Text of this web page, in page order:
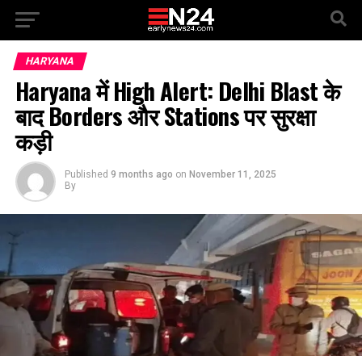
HARYANA
Haryana में High Alert: Delhi Blast के
बाद Borders और Stations पर सुरक्षा
कड़ी
Published 9 months ago on November 11, 2025
By